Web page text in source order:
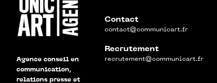
Agence conseil en
communication,
relations presse et
Contact
contact@communicart.fr
Recrutement
recrutement@communicart.fr